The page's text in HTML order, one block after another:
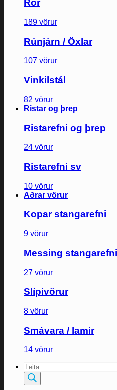
Rör
189 vörur
Rúnjárn / Öxlar
107 vörur
Vinkilstál
82 vörur
Ristar og þrep
Ristarefni og þrep
24 vörur
Ristarefni sv
10 vörur
Aðrar vörur
Kopar stangarefni
9 vörur
Messing stangarefni
27 vörur
Slípivörur
8 vörur
Smávara / lamir
14 vörur
Products
search